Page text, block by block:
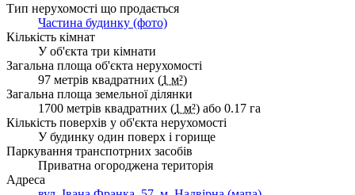
Тип нерухомості що продається
Частина будинку (фото)
Кількість кімнат
У об'єкта три кімнати
Загальна площа об'єкта нерухомості
97 метрів квадратних (1 м²)
Загальна площа земельної ділянки
1700 метрів квадратних (1 м²) або 0.17 га
Кількість поверхів у об'єкта нерухомості
У будинку один поверх і горище
Паркування транспотрних засобів
Приватна огороджена територія
Адреса